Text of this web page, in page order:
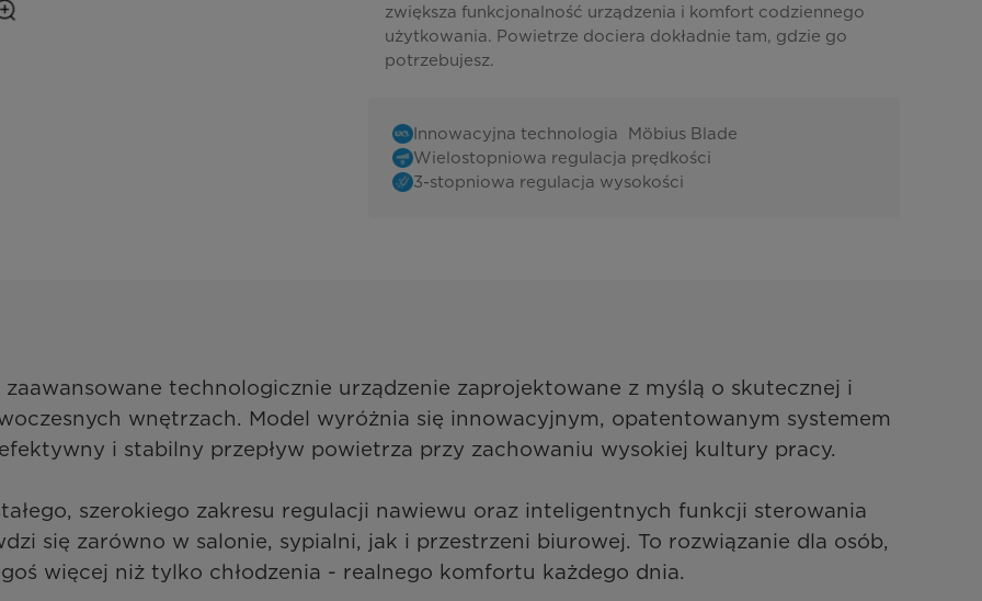
zwiększa funkcjonalność urządzenia i komfort codziennego
użytkowania. Powietrze dociera dokładnie tam, gdzie go
potrzebujesz.
Innowacyjna technologia Möbius Blade
Wielostopniowa regulacja prędkości
3-stopniowa regulacja wysokości
technologicznie urządzenie zaprojektowane z myślą o skutecznej i
wnętrzach. Model wyróżnia się innowacyjnym, opatentowanym systemem
i stabilny przepływ powietrza przy zachowaniu wysokiej kultury pracy.
szerokiego zakresu regulacji nawiewu oraz inteligentnych funkcji sterowania
się zarówno w salonie, sypialni, jak i przestrzeni biurowej. To rozwiązanie dla osób,
więcej niż tylko chłodzenia - realnego komfortu każdego dnia.